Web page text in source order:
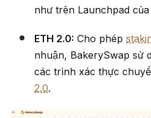
như trên Launchpad của
ETH 2.0: Cho phép
nhuận, BakerySwap sử
các trình xác thực
2.0.